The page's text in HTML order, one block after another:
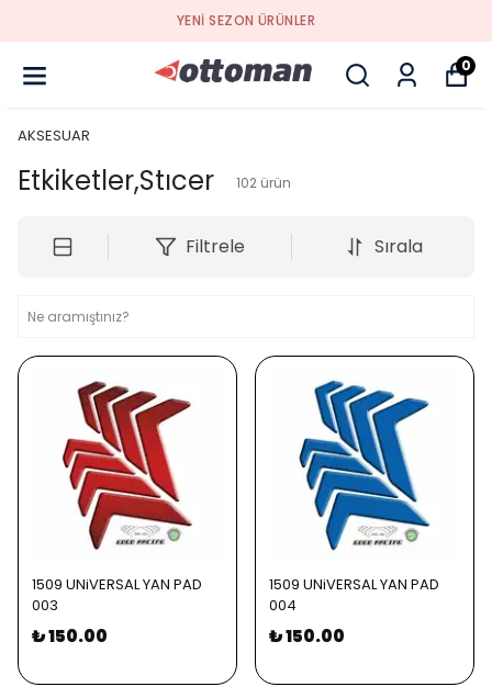
YENI SEZON ÜRÜNLER
0
AKSESUAR
Etkiketler,Stıcer 102 ürün
Filtrele Sırala
1509 UNiVERSAL YAN PAD
003
₺ 150.00
1509 UNiVERSAL YAN PAD
004
₺ 150.00